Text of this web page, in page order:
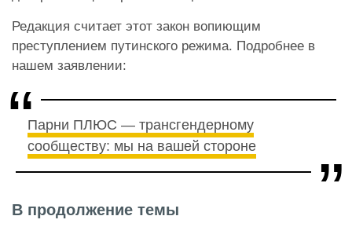
Редакция считает этот закон вопиющим
преступлением путинского режима. Подробнее в
нашем заявлении:
Парни ПЛЮС — трансгендерному
сообществу: мы на вашей стороне
В продолжение темы